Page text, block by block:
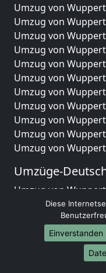
Umzug von
Umzug von
Umzug von
Umzug von
Umzug von
Umzug von
Umzug von
Umzug von
Umzug von
Umzug von
Umzug von
Umzüge-
Umzug von
Umzug von
Umzug von
Umzug von
Umzug von
Umzug von
Diese
Einverstanden